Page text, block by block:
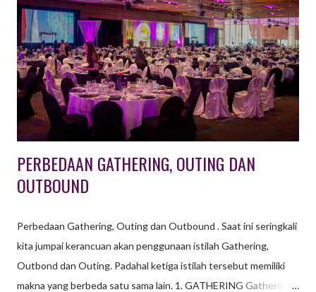
PERBEDAAN GATHERING, OUTING DAN
OUTBOUND
Perbedaan Gathering, Outing dan Outbound . Saat ini seringkali
kita jumpai kerancuan akan penggunaan istilah Gathering,
Outbond dan Outing. Padahal ketiga istilah tersebut memiliki
makna yang berbeda satu sama lain. 1. GATHERING Gathering